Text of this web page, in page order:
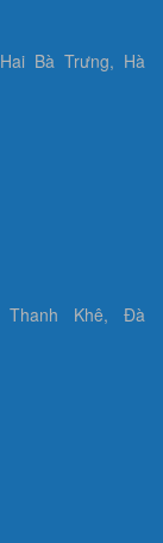
Bà Trưng, Hà
Khê, Đà